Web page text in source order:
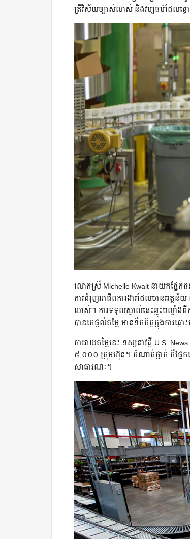
ត្រីវិស័យច្បាស់លាស់ និងវប្បធម៌ដែលផ្ត
លោកស្រី Michelle Kwait នាយកផ្នែកធ
ការជំរុញអាជីពការងារដែលមានអត្ថ
លាស់។ ការទទួលស្គាល់នេះឆ្លុះបញ្ចាំងពី
បានគេផ្តល់តម្លៃ មានទឹកចិត្តក្នុងការឆ្
ការវាយតម្លៃនេះ ទស្សនាវដ្ដី U.S.
៥,០០០ ក្រុមហ៊ុន។ ចំណាត់ថ្នាក់ គឺផ្អែក
សាធារណៈ។